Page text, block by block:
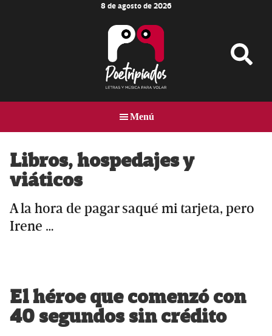
8 de agosto de 2026
MÚSICA
PARA
Menú
Libros, hospedajes y
viáticos
A la hora de pagar saqué mi tarjeta, pero
Irene …
El héroe que comenzó con
40 segundos sin crédito